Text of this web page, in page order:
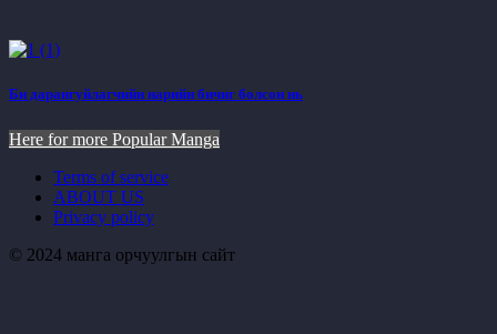
Би дарангуйлагчийн нарийн бичиг болсон нь
Here for more Popular Manga
Terms of service
ABOUT US
Privacy policy
© 2024 манга орчуулгын сайт